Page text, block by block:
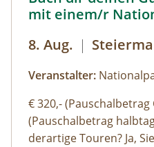
mit einem/r
8. Aug. |
Veranstalter:
€ 320,- (Pauschalbetrag
(Pauschalbetrag
derartige Touren? Ja,